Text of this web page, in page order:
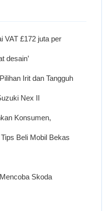
VAT £172 juta per
desain’
Irit dan Tangguh
Nex II
Konsumen,
Beli Mobil Bekas
Skoda